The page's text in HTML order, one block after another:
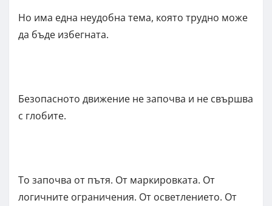
Но има една неудобна тема, която трудно може
да бъде избегната.
Безопасното движение не започва и не свършва
с глобите.
То започва от пътя. От маркировката. От
логичните ограничения. От осветлението. От